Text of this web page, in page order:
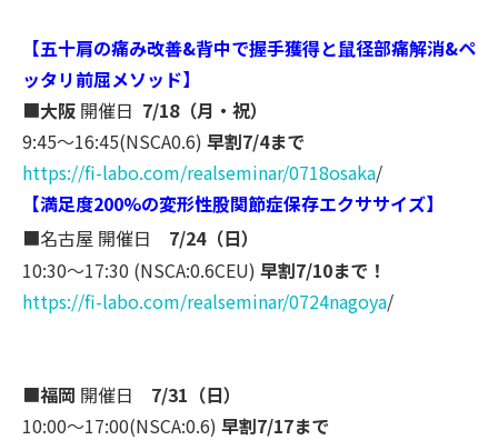
【五十肩の痛み改善&背中で握手獲得と鼠径部痛解消&ペ
ッタリ前屈メソッド】
■大阪 開催日 7/18（月・祝）
9:45〜16:45(NSCA0.6) 早割7/4まで
https://fi-labo.com/realseminar/0718osaka/
【満足度200%の変形性股関節症保存エクササイズ】
■名古屋 開催日 7/24（日）
10:30〜17:30 (NSCA:0.6CEU) 早割7/10まで！
https://fi-labo.com/realseminar/0724nagoya/
■福岡 開催日 7/31（日）
10:00～17:00(NSCA:0.6) 早割7/17まで